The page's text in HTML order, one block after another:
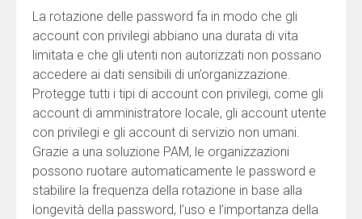
La rotazione delle password fa in modo che gli
account con privilegi abbiano una durata di vita
limitata e che gli utenti non autorizzati non possano
accedere ai dati sensibili di un’organizzazione.
Protegge tutti i tipi di account con privilegi, come gli
account di amministratore locale, gli account utente
con privilegi e gli account di servizio non umani.
Grazie a una soluzione PAM, le organizzazioni
possono ruotare automaticamente le password e
stabilire la frequenza della rotazione in base alla
longevità della password, l’uso e l’importanza della